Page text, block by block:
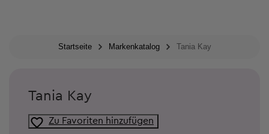
Startseite Markenkatalog Tania Kay
Tania Kay
Zu Favoriten hinzufügen